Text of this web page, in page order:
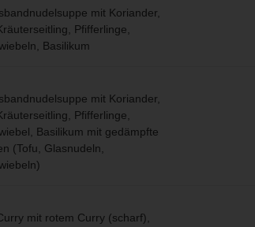
mit Koriander,
Pfifferlinge,
Basilikum
mit Koriander,
Pfifferlinge,
Basilikum mit gedämpfte
(Tofu, Glasnudeln,
mit rotem Curry (scharf),